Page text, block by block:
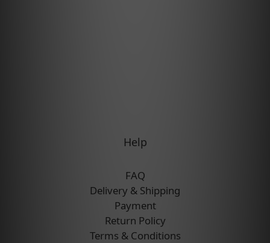
Help
FAQ
Delivery & Shipping
Payment
Return Policy
Terms & Conditions